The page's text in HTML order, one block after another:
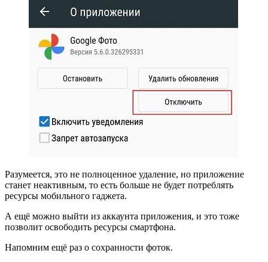
Разумеется, это не полноценное удаление, но приложение
станет неактивным, то есть больше не будет потреблять
ресурсы мобильного гаджета.
А ещё можно выйти из аккаунта приложения, и это тоже
позволит освободить ресурсы смартфона.
Напомним ещё раз о сохранности фоток.